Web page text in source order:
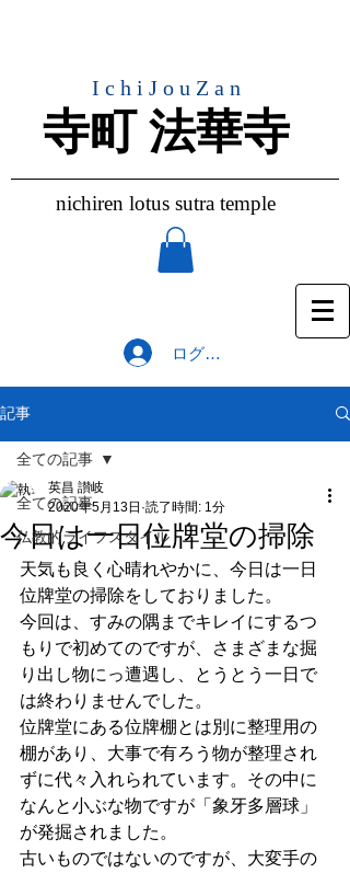
IchiJouZan
​寺町 法華寺
nichiren lotus sutra temple
ログイン
記事
全ての記事
仏教的ライフスタイル
全ての記事
今日は一日位牌堂の掃除
英昌 讃岐
2020年5月13日 読了時間: 1分
天気も良く心晴れやかに、今日は一日
位牌堂の掃除をしておりました。
今回は、すみの隅までキレイにするつ
もりで初めてのですが、さまざまな掘
り出し物にっ遭遇し、とうとう一日で
は終わりませんでした。
位牌堂にある位牌棚とは別に整理用の
棚があり、大事で有ろう物が整理され
ずに代々入れられています。その中に
なんと小ぶな物ですが「象牙多層球」
が発掘されました。
古いものではないのですが、大変手の